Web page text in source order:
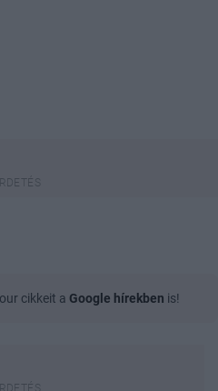
cikkeit a Google hírekben is!